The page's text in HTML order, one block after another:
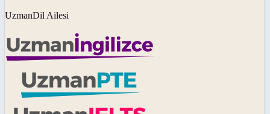
UzmanDil Ailesi